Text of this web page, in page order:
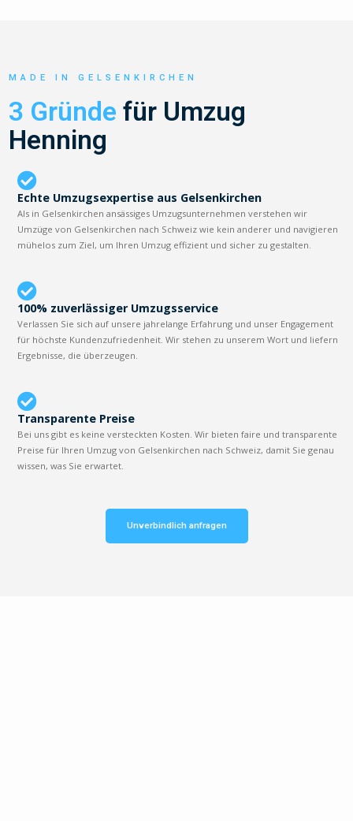
MADE IN GELSENKIRCHEN
3 Gründe für Umzug
Henning
Echte Umzugsexpertise aus Gelsenkirchen
Als in Gelsenkirchen ansässiges Umzugsunternehmen verstehen wir
Umzüge von Gelsenkirchen nach Schweiz wie kein anderer und navigieren
mühelos zum Ziel, um Ihren Umzug effizient und sicher zu gestalten.
100% zuverlässiger Umzugsservice
Verlassen Sie sich auf unsere jahrelange Erfahrung und unser Engagement
für höchste Kundenzufriedenheit. Wir stehen zu unserem Wort und liefern
Ergebnisse, die überzeugen.
Transparente Preise
Bei uns gibt es keine versteckten Kosten. Wir bieten faire und transparente
Preise für Ihren Umzug von Gelsenkirchen nach Schweiz, damit Sie genau
wissen, was Sie erwartet.
Unverbindlich anfragen